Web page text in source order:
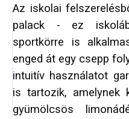
Az iskolai
palack - ez
sportkörre is
enged át egy csepp
intuitív használatot
is tartozik, amelynek
gyümölcsös